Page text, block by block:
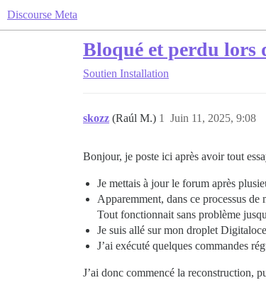
Discourse Meta
Bloqué et perdu lors
Soutien Installation
skozz (Raúl M.) Juin 11, 2025, 9:08
1
Bonjour, je poste ici après avoir tout
Je mettais à jour le forum après
Apparemment, dans ce processus
Tout fonctionnait sans problème
Je suis allé sur mon droplet
J’ai exécuté quelques commandes
J’ai donc commencé la reconstruction,